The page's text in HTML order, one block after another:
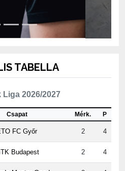
Liga 2026/2027
Csapat
FC Győr 2 4
Budapest 2 4
Master Good 2 4